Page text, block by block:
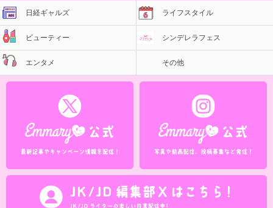
日経ギャルズ ライフスタイル
ビューティー シンデレラフェス
エンタメ その他